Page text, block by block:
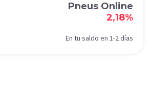
Pneus Online
2,18%
En tu saldo en 1-2 días